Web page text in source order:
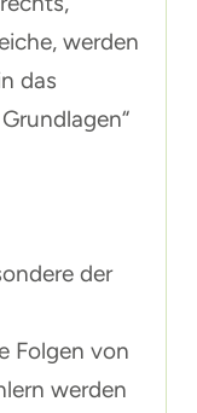
werden
das
“
der
Folgen von
werden